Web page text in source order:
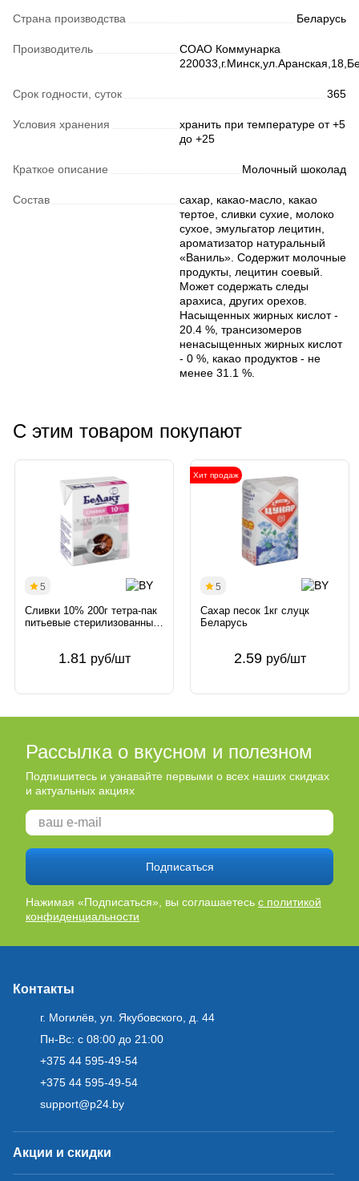
Страна производства Беларусь
Производитель
СОАО Коммунарка
Срок годности, суток 365
Условия хранения
хранить при температуре от +5
до +25
Краткое описание Молочный шоколад
Состав
сахар, какао-масло, какао
тертое, сливки сухие, молоко
сухое, эмульгатор лецитин,
ароматизатор натуральный
«Ваниль». Содержит молочные
продукты, лецитин соевый.
Может содержать следы
арахиса, других орехов.
Насыщенных жирных кислот -
20.4 %, трансизомеров
ненасыщенных жирных кислот
- 0 %, какао продуктов - не
менее 31.1 %.
С этим товаром покупают
5
Сливки 10% 200г тетра-пак
питьевые стерилизованные
1.81 руб/шт
Хит продаж
5
Сахар песок 1кг слуцк
Беларусь
2.59 руб/шт
Рассылка о вкусном и полезном
Подпишитесь и узнавайте первыми о всех наших скидках
и актуальных акциях
Подписаться
Нажимая «Подписаться», вы соглашаетесь с политикой
конфиденциальности
Контакты
г. Могилёв, ул. Якубовского, д. 44
Пн-Вс: с 08:00 до 21:00
+375 44 595-49-54
+375 44 595-49-54
support@p24.by
Акции и скидки